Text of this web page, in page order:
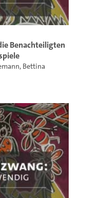
Benachteiligten
, Bettina